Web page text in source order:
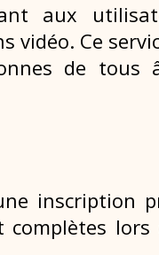
aux
vidéo. Ce
de tous
inscription
complètes lors